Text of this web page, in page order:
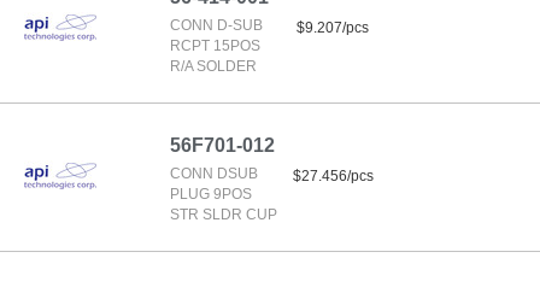
CONN D-SUB
RCPT 15POS
R/A SOLDER
$9.207/pcs
56F701-012
CONN DSUB
PLUG 9POS
STR SLDR CUP
$27.456/pcs